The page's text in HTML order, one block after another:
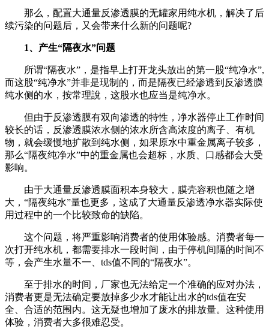
那么，配置大通量反渗透膜的无罐家用纯水机，解决了后
续污染的问题后，又会带来什么新的问题呢?
1、产生“隔夜水”问题
所谓“隔夜水”，是指早上打开龙头放出的第一股“纯净水”,
而这股“纯净水”并非是现制的，而是隔夜已经渗透到反渗透膜
纯水侧的水，按常理說，这股水也应当是纯净水。
但由于反渗透膜有双向渗透的特性，净水器停止工作时间
较长的话，反渗透膜浓水侧的浓水所含高浓度的离子、有机
物，就会缓慢地扩散到纯水侧，如果原水中重金属离子较多，
那么“隔夜纯净水”中的重金属也会超标，水质、口感都会大受
影响。
由于大通量反渗透膜面积本身较大，膜壳容积也随之增
大，“隔夜纯水”量也更多，这成了大通量反渗透净水器实际使
用过程中的一个比较致命的缺陷。
这个问题，将严重影响消费者的使用体验感。消费者每一
次打开纯水机，都需要排水一段时间，由于停机间隔的时间不
等，会产生水量不一、tds值不同的“隔夜水”。
至于排水的时间，厂家也无法给定一个准确的应对办法，
消费者更是无法确定要放掉多少水才能让出水的tds值在安
全、合适的范围内。这无疑也增加了废水的排放量。这种使用
体验，消费者大多很难忍受。